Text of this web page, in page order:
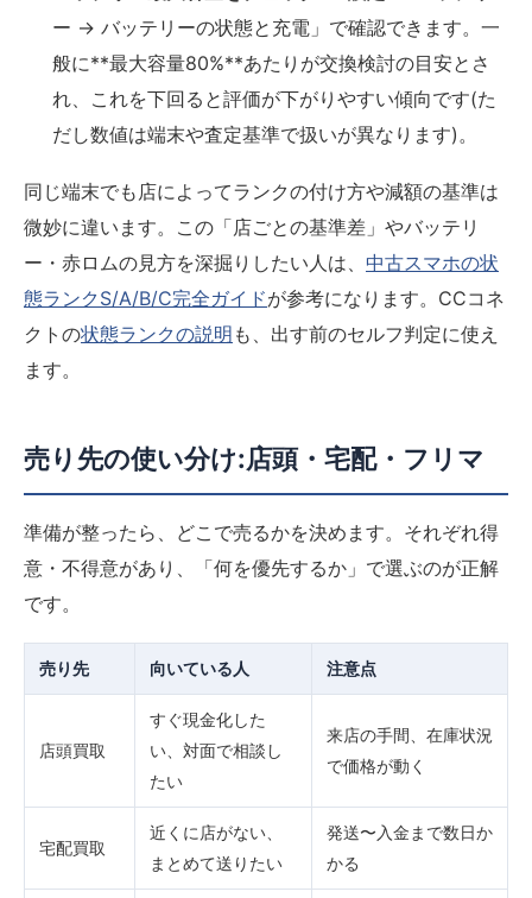
ー → バッテリーの状態と充電」で確認できます。一
般に**最大容量80%**あたりが交換検討の目安とさ
れ、これを下回ると評価が下がりやすい傾向です(た
だし数値は端末や査定基準で扱いが異なります)。
同じ端末でも店によってランクの付け方や減額の基準は
微妙に違います。この「店ごとの基準差」やバッテリ
ー・赤ロムの見方を深掘りしたい人は、 中古スマホの状
態ランクS/A/B/C完全ガイドが参考になります。CCコネ
クトの状態ランクの説明 も、出す前のセルフ判定に使え
ます。
売り先の使い分け:店頭・宅配・フリマ
準備が整ったら、どこで売るかを決めます。それぞれ得
意・不得意があり、「何を優先するか」で選ぶのが正解
です。
売り先 向いている人 注意点
店頭買取
すぐ現金化した
い、対面で相談し
たい
来店の手間、在庫状況
で価格が動く
宅配買取
近くに店がない、
まとめて送りたい
発送〜入金まで数日か
かる